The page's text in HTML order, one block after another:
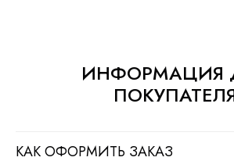
ИНФОРМАЦИЯ
КАК ОФОРМИТЬ ЗАКАЗ
Россия, г. Нижний Новгород,
ул. Невзоровых , д 111
Заказ на сайте можно оформить круглосуточно